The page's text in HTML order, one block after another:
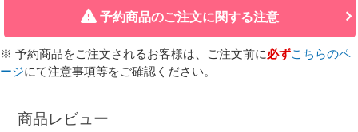
予約商品のご注文に関する注意
※ 予約商品をご注文されるお客様は、ご注文前に必ずこちらのペ
ージにて注意事項等をご確認ください。
商品レビュー